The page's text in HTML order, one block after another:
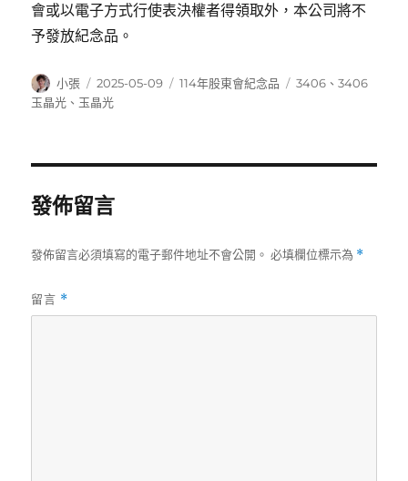
會或以電子方式行使表決權者得領取外，本公司將不
予發放紀念品。
作
者
小張
發
佈
2025-05-09
分
114年股東會紀念品
標
3406 、3406
玉晶光 、 玉晶光
發佈留言
發佈留言必須填寫的電子郵件地址不會公開。 必填欄位標示為 *
留言 *